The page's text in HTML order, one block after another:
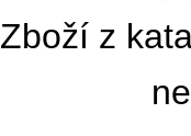
Zboží z